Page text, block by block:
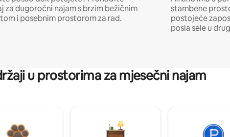
za dugoročni najam s brzim bežičnim
i posebnim prostorom za rad.
stambene
postojeće
posla sele u
u prostorima za mjesečni najam